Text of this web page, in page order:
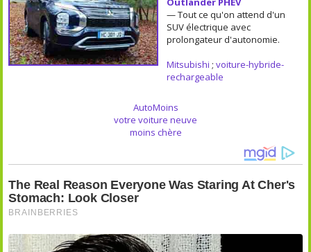
— Tout ce qu'on attend d'un
SUV électrique avec
prolongateur d'autonomie.
Mitsubishi ; voiture-hybride-
rechargeable
AutoMoins
votre voiture neuve
moins chère